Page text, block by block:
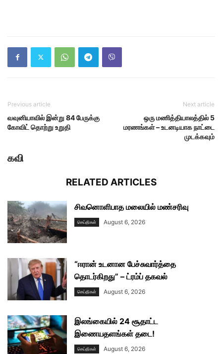
Previous article
வவுனியாவில் இன்று 84 பேருக்கு
கோவிட் தொற்று உறுதி
Next article
ஒரு மணித்தியாலத்தில் 5
மரணங்கள் – உடனடியாக நாட்டை
முடக்கவும்
கவி
RELATED ARTICLES
சிவனொளிபாத மலையில் மண்சரிவு
செய்திகள் August 6, 2026
“ஈரான் உடனான பேச்சுவார்த்தை
தொடர்கிறது” – ட்ரம்ப் தகவல்
செய்திகள் August 6, 2026
இலங்கையில் 24 சூதாட்ட
இணையதளங்கள் தடை!
செய்திகள் August 6, 2026